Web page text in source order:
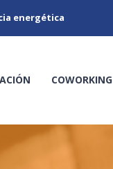
energética
COWORKING